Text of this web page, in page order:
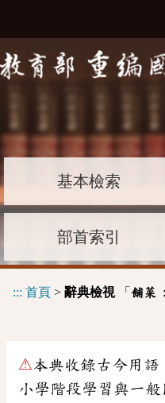
基本檢索
部首索引
::: 首頁 > 辭典檢視「 餔菜 :
⚠本典收錄古今用語
小學階段學習與一